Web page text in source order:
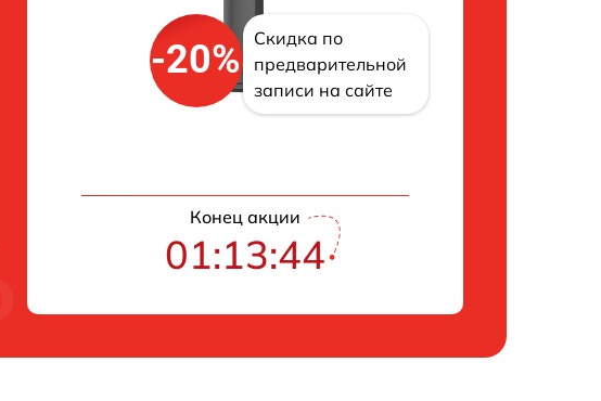
-20%
Скидка по
предварительной
записи на сайте
Конец акции
01:13:43